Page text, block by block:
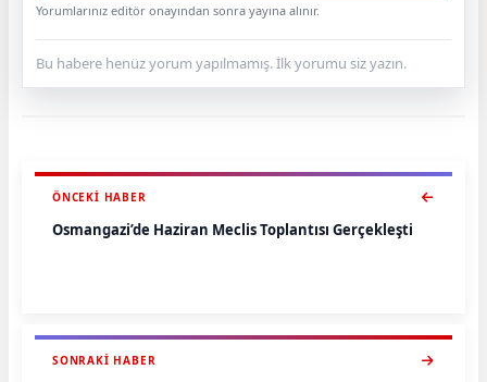
Yorumlarınız editör onayından sonra yayına alınır.
Bu habere henüz yorum yapılmamış. İlk yorumu siz yazın.
ÖNCEKI HABER
Osmangazi’de Haziran Meclis Toplantısı Gerçekleşti
SONRAKI HABER